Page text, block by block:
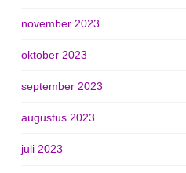
november 2023
oktober 2023
september 2023
augustus 2023
juli 2023